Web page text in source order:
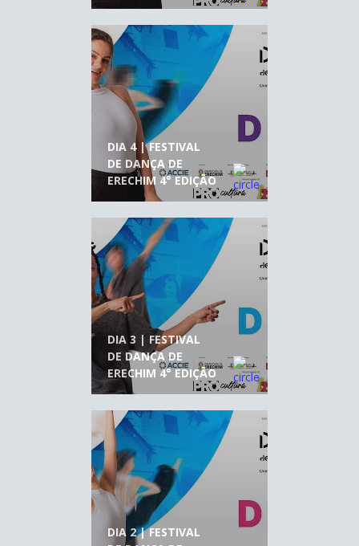
DIA 4 | FESTIVAL
DE DANÇA DE
ERECHIM 4° EDIÇÃO
DIA 3 | FESTIVAL
DE DANÇA DE
ERECHIM 4° EDIÇÃO
DIA 2 | FESTIVAL